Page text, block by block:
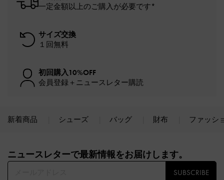
一定金額以上のご購入が必要です*
サイズ交換
１回無料
初回購入10%OFF
会員登録＋ニュースレター購読
新着商品 シューズ バッグ 財布 ファッシ
ニュースレターで最新情報をお届けします。​
SUBSCRIBE